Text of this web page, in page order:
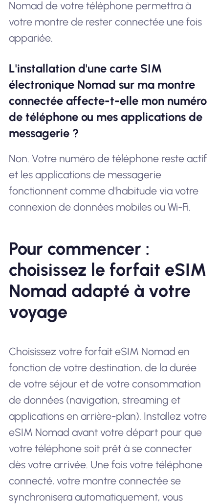
Nomad de votre téléphone permettra à
votre montre de rester connectée une fois
appariée.
L'installation d'une carte SIM
électronique Nomad sur ma montre
connectée affecte-t-elle mon numéro
de téléphone ou mes applications de
messagerie ?
Non. Votre numéro de téléphone reste actif
et les applications de messagerie
fonctionnent comme d'habitude via votre
connexion de données mobiles ou Wi-Fi.
Pour commencer :
choisissez le forfait eSIM
Nomad adapté à votre
voyage
Choisissez votre forfait eSIM Nomad en
fonction de votre destination, de la durée
de votre séjour et de votre consommation
de données (navigation, streaming et
applications en arrière-plan). Installez votre
eSIM Nomad avant votre départ pour que
votre téléphone soit prêt à se connecter
dès votre arrivée. Une fois votre téléphone
connecté, votre montre connectée se
synchronisera automatiquement, vous